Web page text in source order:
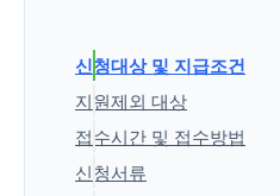
신청대상 및 지급조건
지원제외 대상
접수시간 및 접수방법
신청서류